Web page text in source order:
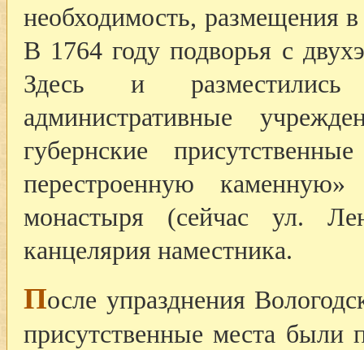
необходимость, размещения
В 1764 году подворья с
Здесь и разместились
административные
губернские
перестроенную каменную»
монастыря (сейчас ул.
канцелярия наместника.
После упразднения
присутственные места были